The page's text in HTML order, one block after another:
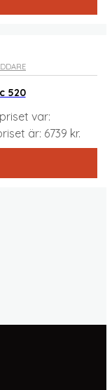
520
var:
är: 6739 kr.